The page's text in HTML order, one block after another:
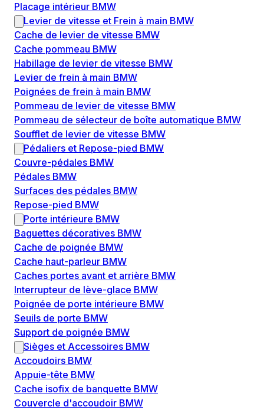
Placage intérieur BMW
Levier de vitesse et Frein à main BMW
Cache de levier de vitesse BMW
Cache pommeau BMW
Habillage de levier de vitesse BMW
Levier de frein à main BMW
Poignées de frein à main BMW
Pommeau de levier de vitesse BMW
Pommeau de sélecteur de boîte automatique BMW
Soufflet de levier de vitesse BMW
Pédaliers et Repose-pied BMW
Couvre-pédales BMW
Pédales BMW
Surfaces des pédales BMW
Repose-pied BMW
Porte intérieure BMW
Baguettes décoratives BMW
Cache de poignée BMW
Cache haut-parleur BMW
Caches portes avant et arrière BMW
Interrupteur de lève-glace BMW
Poignée de porte intérieure BMW
Seuils de porte BMW
Support de poignée BMW
Sièges et Accessoires BMW
Accoudoirs BMW
Appuie-tête BMW
Cache isofix de banquette BMW
Couvercle d'accoudoir BMW